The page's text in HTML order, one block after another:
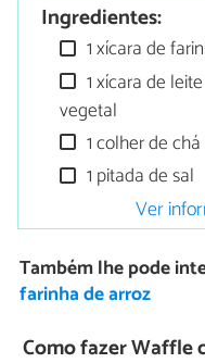
Ingredientes:
1 xícara de
1 xícara de
vegetal
1 colher de
1 pitada de sal
Ver
Também lhe pode
farinha de arroz
Como fazer Waffle